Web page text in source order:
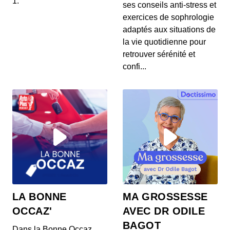
aux Abricots, et Santé du Cuir Chevelu
00:04:22 - IL Y A 1 MOIS
1. 🍦 **Frozen Yogurts : une alternative à la crème
glacée ?** Découvrez comment les frozen yogurt...
23 juin 2026 : Sécurité alimentaire,
Hydratation et Maternité tardive
1. 🔥 **Rappel de friteuse à air :** La friteuse à air
chaud Elta présente des risques d'incendie,...
23 juin 2026 : Sécurité alimentaire,
Hydratation et Maternité tardive
00:04:02 - IL Y A 1 MOIS
1. 🔥 **Rappel de friteuse à air :** La friteuse à air
chaud Elta présente des risques d'incendie,...
Hydratation et Maternité tardive
00:04:02 - IL Y A 1 MOIS
1. 🔥 **Rappel de friteuse à air :** La friteuse à air
ses conseils anti-stress et
exercices de sophrologie
adaptés aux situations de
la vie quotidienne pour
retrouver sérénité et
confi...
LA BONNE
OCCAZ'
MA GROSSESSE
AVEC DR ODILE
BAGOT